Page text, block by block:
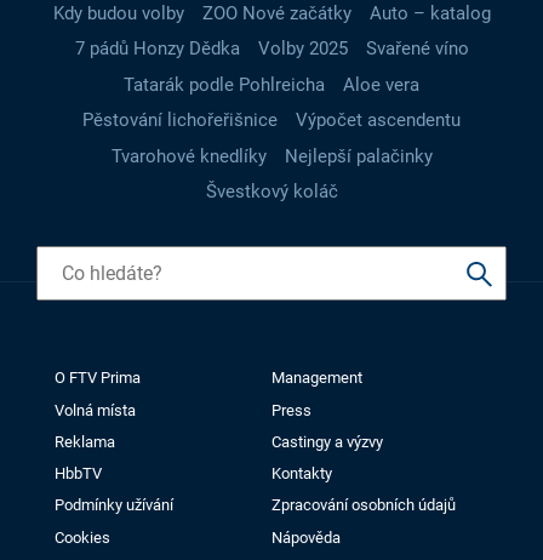
Kdy budou volby
ZOO Nové začátky
Auto – katalog
7 pádů Honzy Dědka
Volby 2025
Svařené víno
Tatarák podle Pohlreicha
Aloe vera
Pěstování lichořeřišnice
Výpočet ascendentu
Tvarohové knedlíky
Nejlepší palačinky
Švestkový koláč
O FTV Prima
Management
Volná místa
Press
Reklama
Castingy a výzvy
HbbTV
Kontakty
Podmínky užívání
Zpracování osobních údajů
Cookies
Nápověda